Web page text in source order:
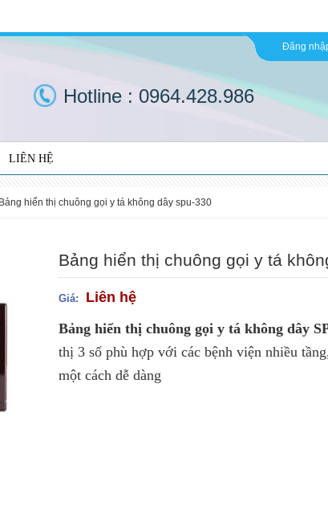
Đăng
Hotline : 0964.428.986
LIÊN HỆ
bảng hiển thị chuông gọi y tá không dây spu-330
Bảng hiển thị chuông gọi y tá
Giá:
Liên hệ
Bảng hiển thị chuông gọi y tá không dây
thị 3 số phù hợp với các bệnh viện nhiều
một cách dễ dàng